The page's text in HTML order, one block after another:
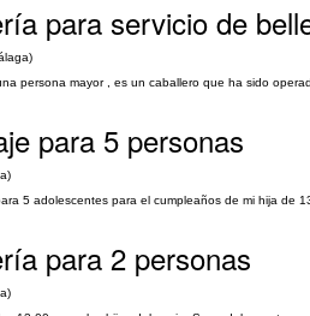
para servicio de
persona mayor , es un caballero que ha sido
para 5 personas
5 adolescentes para el cumpleaños de mi hija de
para 2 personas